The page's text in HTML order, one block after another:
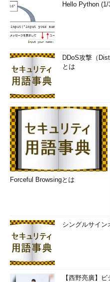
Hello Python (1/
DDoS攻撃（
とは
Forceful Browsingとは
シングルサイン
【西野亮廣】